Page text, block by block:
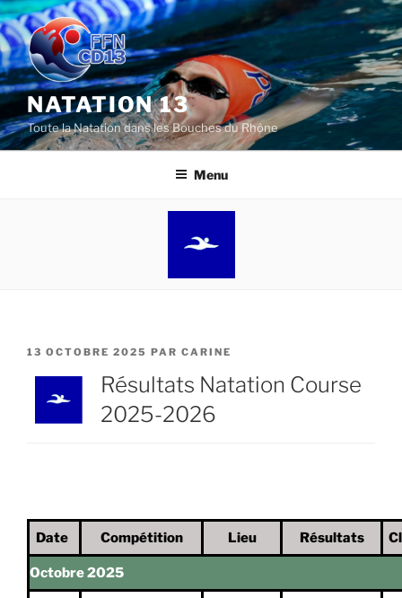
Aller
au
contenu
principal
NATATION 13
Toute la Natation dans les Bouches du Rhône
Menu
PUBLIÉ
13 OCTOBRE 2025 PAR CARINE
Résultats Natation Course
2025-2026
Date Compétition Lieu Résultats
Octobre 2025